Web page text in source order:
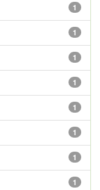
1
1
1
1
1
1
1
1